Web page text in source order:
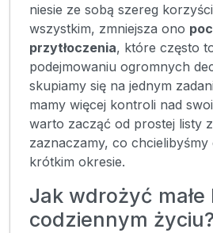
niesie ze sobą szereg
wszystkim, zmniejsza ono
przytłoczenia, które często
podejmowaniu ogromnych
skupiamy się na jednym
mamy więcej kontroli nad
warto zacząć od prostej listy
zaznaczamy, co chcielibyśmy
krótkim okresie.
Jak wdrożyć małe
codziennym życiu?